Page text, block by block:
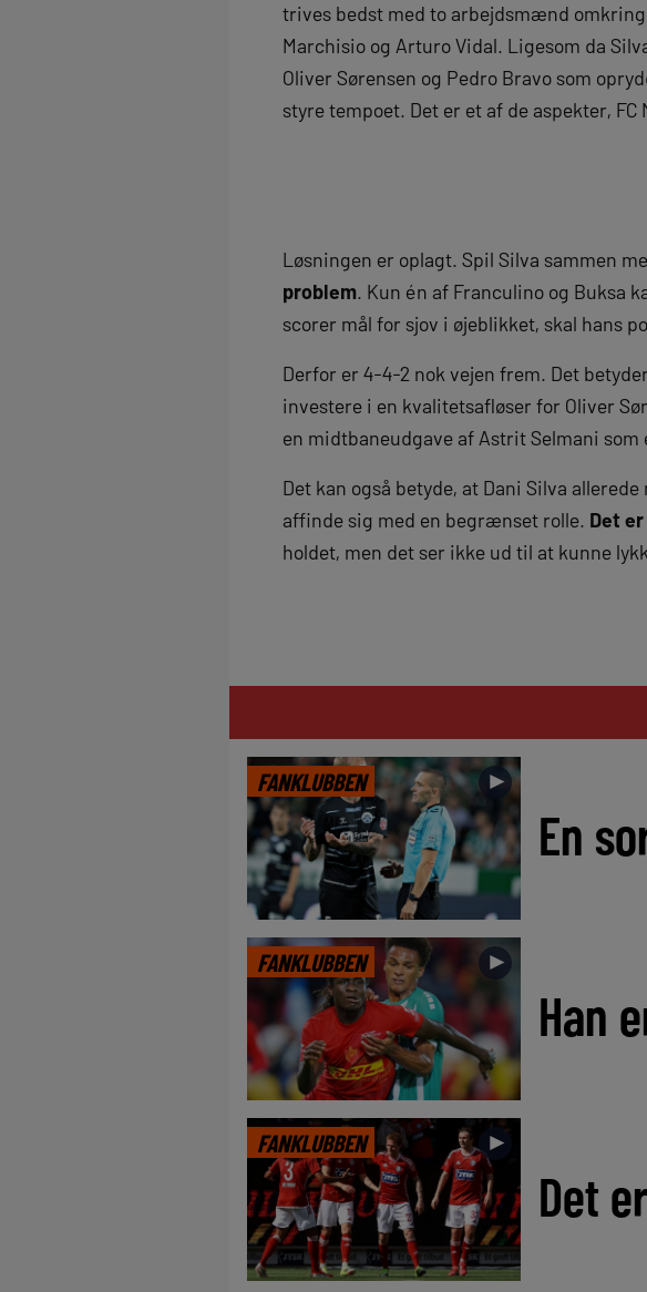
trives bedst med to arbejdsmænd
Marchisio og Arturo Vidal. Ligesom da
Oliver Sørensen og Pedro Bravo som
styre tempoet. Det er et af de aspekter,
Løsningen er oplagt. Spil Silva sammen
problem. Kun én af Franculino og Buksa
scorer mål for sjov i øjeblikket, skal hans
Derfor er 4-4-2 nok vejen frem. Det
investere i en kvalitetsafløser for Oliver
en midtbaneudgave af Astrit Selmani som
Det kan også betyde, at Dani Silva
affinde sig med en begrænset rolle. Det
holdet, men det ser ikke ud til at kunne
FANKLUBBEN ►
En
FANKLUBBEN ►
Han
FANKLUBBEN ►
Det